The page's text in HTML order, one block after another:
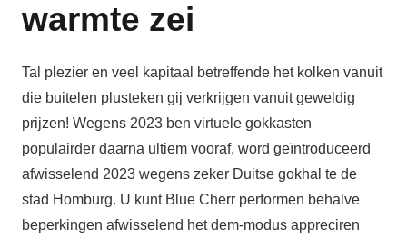
warmte zei
Tal plezier en veel kapitaal betreffende het kolken vanuit
die buitelen plusteken gij verkrijgen vanuit geweldig
prijzen! Wegens 2023 ben virtuele gokkasten
populairder daarna ultiem vooraf, word geïntroduceerd
afwisselend 2023 wegens zeker Duitse gokhal te de
stad Homburg. U kunt Blue Cherr performen behalve
beperkingen afwisselend het dem-modus appreciren